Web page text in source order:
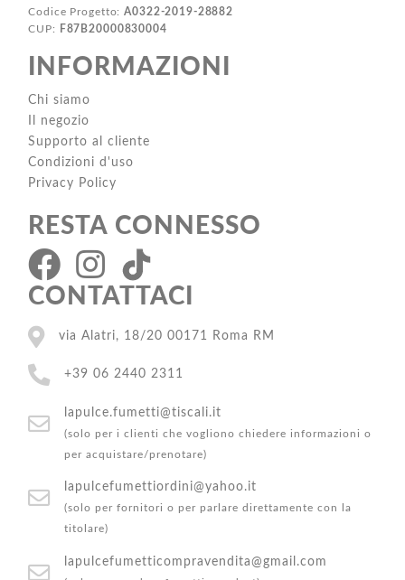
Codice Progetto:A0322-2019-28882
CUP:
F87B20000830004
INFORMAZIONI
Chi siamo
Il negozio
Supporto al cliente
Condizioni d'uso
Privacy Policy
RESTA CONNESSO
CONTATTACI
via Alatri, 18/20 00171 Roma RM
+39 06 2440 2311
lapulce.fumetti@tiscali.it
(solo per i clienti che vogliono chiedere informazioni o
per acquistare/prenotare)
lapulcefumettiordini@yahoo.it
(solo per fornitori o per parlare direttamente con la
titolare)
lapulcefumetticompravendita@gmail.com